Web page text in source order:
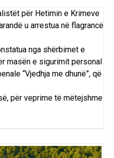
për Hetimin e Krimeve
u arrestua në flagrancë
nga shërbimet e
masën e sigurimit personal
“Vjedhja me dhunë”, që
për veprime të mëtejshme